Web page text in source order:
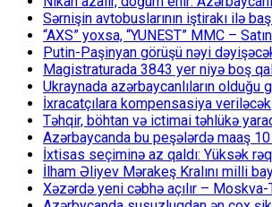
Sərnişin avtobuslarının iştirakı ilə
“AXS” yoxsa, “YUNEST” MMC –
Putin-Paşinyan görüşü nəyi
Magistraturada 3843 yer niyə boş
Ukraynada azərbaycanlıların olduğu
İxracatçılara kompensasiya veriləcək
Təhqir, böhtan və ictimai təhlükə
Azərbaycanda bu peşələrdə maaş 10
İxtisas seçiminə az qaldı: Yüksək
İlham Əliyev Mərakeş Kralını milli
Xəzərdə yeni cəbhə açılır –